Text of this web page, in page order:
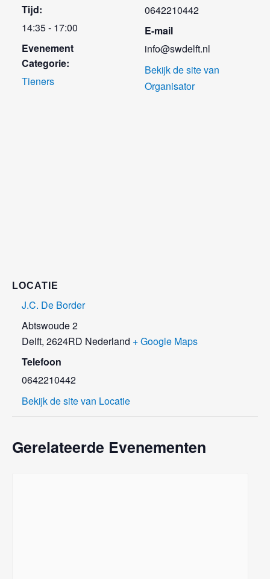
Tijd:
14:35 - 17:00
Evenement
Categorie:
Tieners
0642210442
E-mail
info@swdelft.nl
Bekijk de site van
Organisator
LOCATIE
J.C. De Border
Abtswoude 2
Delft, 2624RD Nederland + Google Maps
Telefoon
0642210442
Bekijk de site van Locatie
Gerelateerde Evenementen